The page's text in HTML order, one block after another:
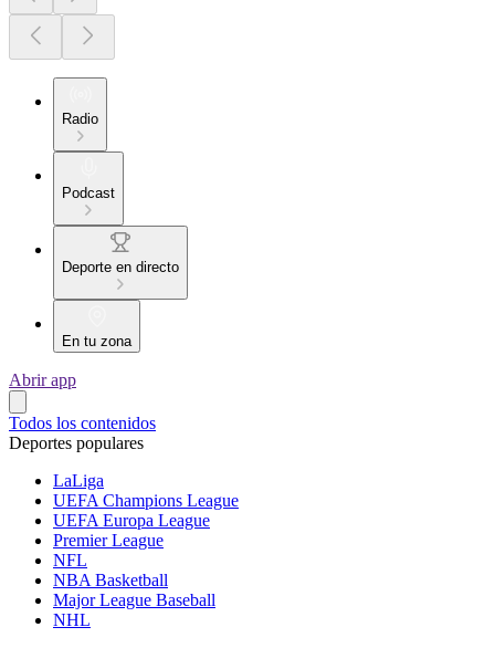
Radio
Podcast
Deporte en directo
En tu zona
Abrir app
Todos los contenidos
Deportes populares
LaLiga
UEFA Champions League
UEFA Europa League
Premier League
NFL
NBA Basketball
Major League Baseball
NHL